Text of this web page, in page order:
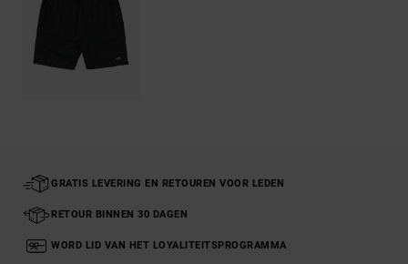
GRATIS LEVERING EN RETOUREN VOOR LEDEN
RETOUR BINNEN 30 DAGEN
WORD LID VAN HET LOYALITEITSPROGRAMMA